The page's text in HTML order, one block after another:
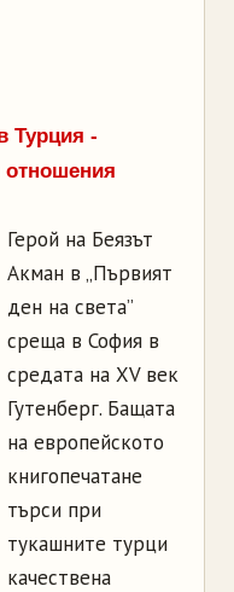
Турция -
отношения
Герой на Беязът
Акман в „Първият
ден на света”
среща в София в
средата на XV век
Гутенберг. Бащата
на европейското
книгопечатане
търси при
тукашните турци
качествена